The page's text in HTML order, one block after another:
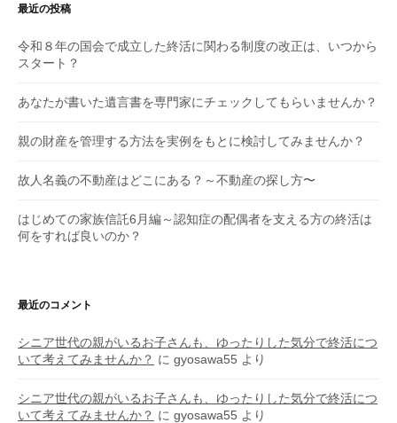
最近の投稿
令和８年の国会で成立した終活に関わる制度の改正は、いつから
スタート？
あなたが書いた遺言書を専門家にチェックしてもらいませんか？
親の財産を管理する方法を実例をもとに検討してみませんか？
故人名義の不動産はどこにある？～不動産の探し方〜
はじめての家族信託6月編～認知症の配偶者を支える方の終活は
何をすれば良いのか？
最近のコメント
シニア世代の親がいるお子さんも、ゆったりした気分で終活につ
いて考えてみませんか？ に gyosawa55 より
シニア世代の親がいるお子さんも、ゆったりした気分で終活につ
いて考えてみませんか？ に gyosawa55 より